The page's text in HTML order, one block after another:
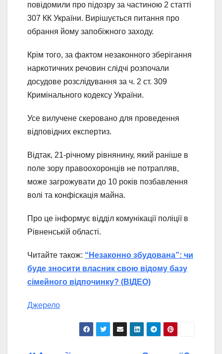
повідомили про підозру за частиною 2 статті
307 КК України. Вирішується питання про
обрання йому запобіжного заходу.
Крім того, за фактом незаконного зберігання
наркотичних речовин слідчі розпочали
досудове розслідування за ч. 2 ст. 309
Кримінального кодексу України.
Усе вилучене скеровано для проведення
відповідних експертиз.
Відтак, 21-річному рівнянину, який раніше в
поле зору правоохоронців не потрапляв,
може загрожувати до 10 років позбавлення
волі та конфіскація майна.
Про це інформує відділ комунікації поліції в
Рівненській області.
Читайте також: “Незаконно збудована”: чи
буде зносити власник свою відому базу
сімейного відпочинку? (ВІДЕО)
Джерело